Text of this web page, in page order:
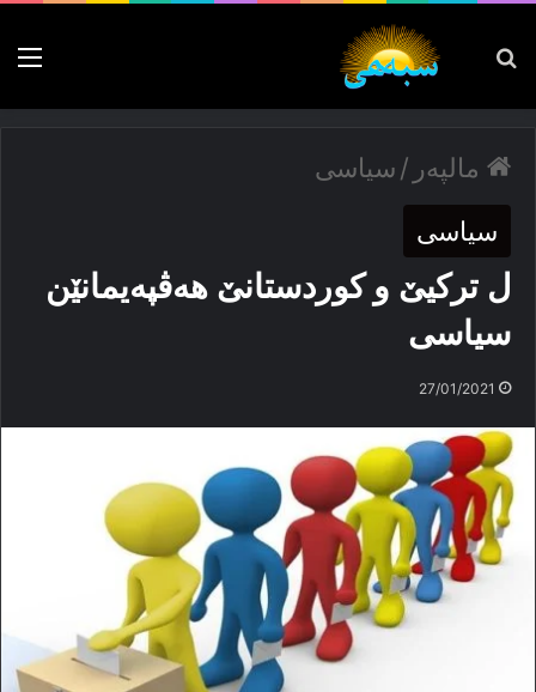
پەیدا بکە
مالپەر /سیاسی
سیاسی
ل تركیێ و كوردستانێ ھەڤپەیمانێن
سیاسی
27/01/2021